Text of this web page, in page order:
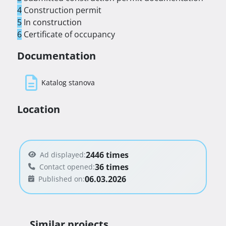
protudimna vrata sa zvučnom izolacijom, podno
grijanje putem dizalica topline, vrhunska
klimatizacija, dva električna bešumna dizala,
prvoklasna talijanska keramika), te će posjedovati
A+ energetski certifikat.
4Construction permit
5In construction
6Certificate of occupancy
Documentation
Katalog stanova
Location
Ad displayed:2446 times
Contact opened:36 times
Published on:06.03.2026